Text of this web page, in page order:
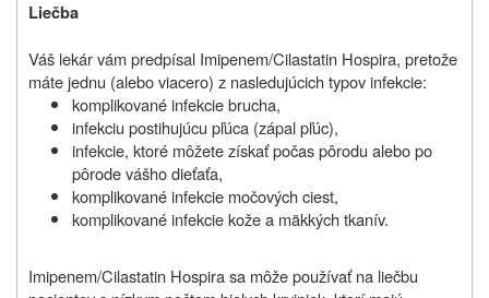
Liečba
Váš lekár vám predpísal Imipenem/Cilastatin Hospira, pretože
máte jednu (alebo viacero) z nasledujúcich typov infekcie:
komplikované infekcie brucha,
infekciu postihujúcu pľúca (zápal pľúc),
infekcie, ktoré môžete získať počas pôrodu alebo po
pôrode vášho dieťaťa,
komplikované infekcie močových ciest,
komplikované infekcie kože a mäkkých tkanív.
Imipenem/Cilastatin Hospira sa môže používať na liečbu